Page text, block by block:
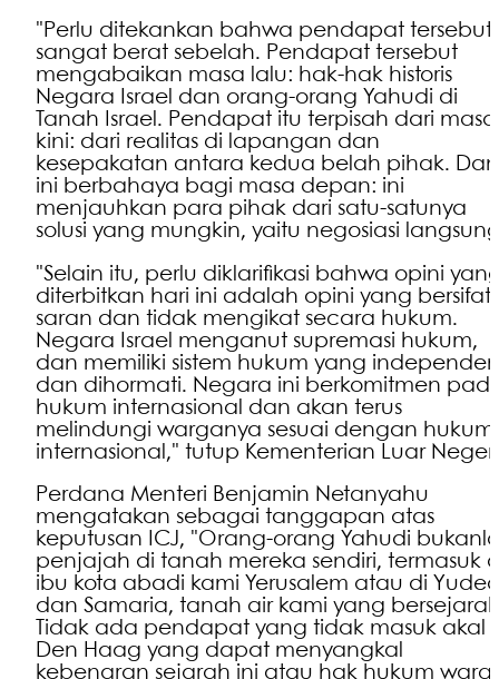
"Perlu ditekankan bahwa pendapat tersebut
sangat berat sebelah. Pendapat tersebut
mengabaikan masa lalu: hak-hak historis
Negara Israel dan orang-orang Yahudi di
Tanah Israel. Pendapat itu terpisah dari masa
kini: dari realitas di lapangan dan
kesepakatan antara kedua belah pihak. Dan
ini berbahaya bagi masa depan: ini
menjauhkan para pihak dari satu-satunya
solusi yang mungkin, yaitu negosiasi
"Selain itu, perlu diklarifikasi bahwa opini
diterbitkan hari ini adalah opini yang bersifat
saran dan tidak mengikat secara hukum.
Negara Israel menganut supremasi hukum,
dan memiliki sistem hukum yang
dan dihormati. Negara ini berkomitmen
hukum internasional dan akan terus
melindungi warganya sesuai dengan hukum
internasional," tutup Kementerian Luar
Perdana Menteri Benjamin Netanyahu
mengatakan sebagai tanggapan atas
keputusan ICJ, "Orang-orang Yahudi
penjajah di tanah mereka sendiri, termasuk
ibu kota abadi kami Yerusalem atau di
dan Samaria, tanah air kami yang
Tidak ada pendapat yang tidak masuk akal
Den Haag yang dapat menyangkal
kebenaran sejarah ini atau hak hukum